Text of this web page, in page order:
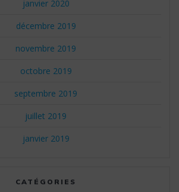
janvier 2020
décembre 2019
novembre 2019
octobre 2019
septembre 2019
juillet 2019
janvier 2019
CATÉGORIES